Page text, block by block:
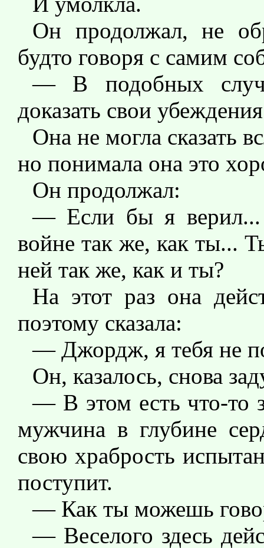
Он продолжал, не
будто говоря с самим
— В подобных
доказать свои
Она не могла сказать
но понимала она это
Он продолжал:
— Если бы я верил...
войне так же, как ты...
ней так же, как и ты?
На этот раз она
поэтому сказала:
— Джордж, я тебя не
Он, казалось, снова
— В этом есть что-то
мужчина в глубине
свою храбрость
поступит.
— Как ты можешь
— Веселого здесь